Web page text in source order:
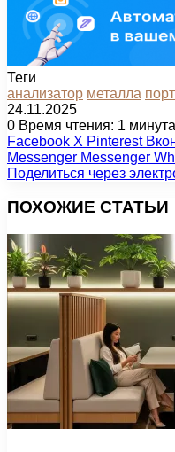
Теги
анализатор металла
24.11.2025
0 Время чтения: 1 минута
Facebook X Pinterest
Messenger Messenger
Поделиться через
ПОХОЖИЕ СТАТЬИ